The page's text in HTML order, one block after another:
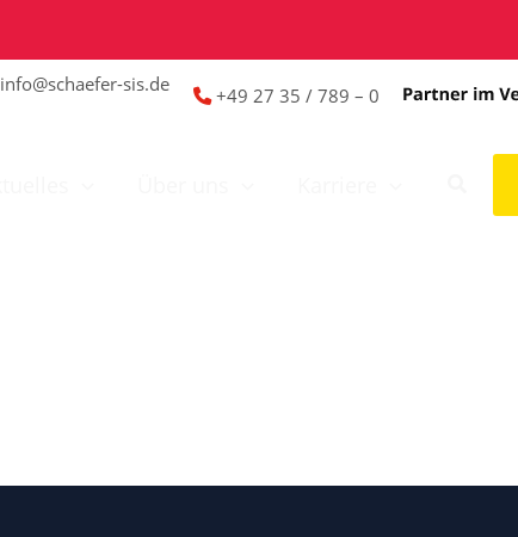
info@schaefer-sis.de +49 27 35 / 789 – 0